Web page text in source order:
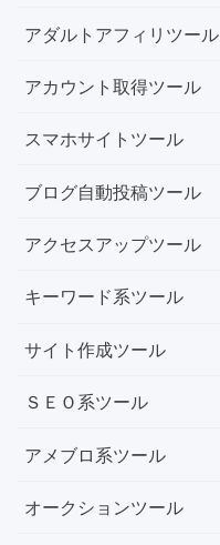
アダルトアフィリツール
アカウント取得ツール
スマホサイトツール
ブログ自動投稿ツール
アクセスアップツール
キーワード系ツール
サイト作成ツール
ＳＥＯ系ツール
アメブロ系ツール
オークションツール